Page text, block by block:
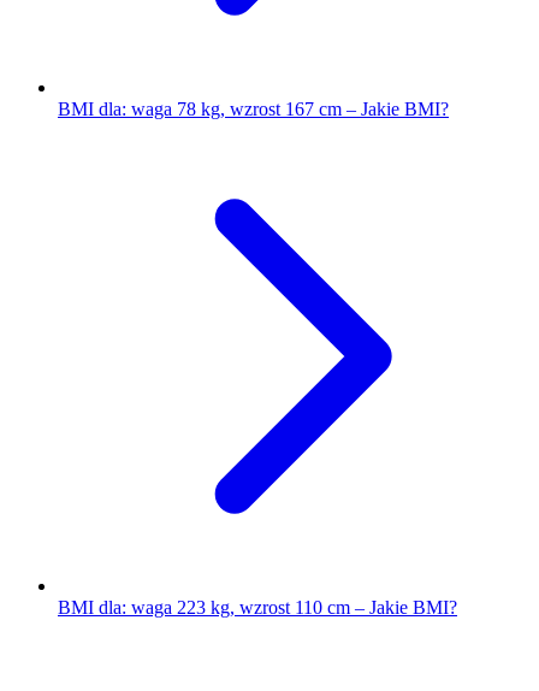
BMI dla: waga 78 kg, wzrost 167 cm – Jakie BMI?
BMI dla: waga 223 kg, wzrost 110 cm – Jakie BMI?